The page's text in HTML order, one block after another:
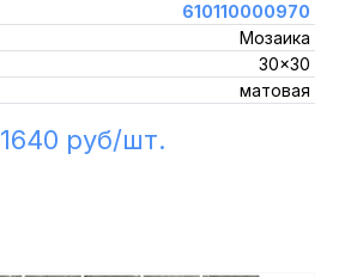
610110000970
Мозаика
30x30
матовая
1640 руб/шт.